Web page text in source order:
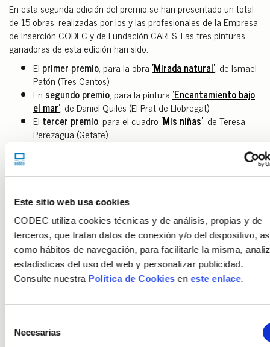
Este sitio web usa cookies
CODEC utiliza cookies técnicas y de análisis, propias y de
terceros, que tratan datos de conexión y/o del dispositivo,
como hábitos de navegación, para facilitarle la misma,
estadísticas del uso del web y personalizar publicidad.
Consulte nuestra Política de Cookies en este enlace.
Necesarias
En esta segunda edición del premio se han presentado un total
de 15 obras, realizadas por los y las profesionales de la Empresa
de Inserción CODEC y de Fundación CARES. Las tres pinturas
ganadoras de esta edición han sido:
El primer premio, para la obra 'Mirada natural', de Ismael
Patón (Tres Cantos)
En segundo premio, para la pintura 'Encantamiento bajo
el mar', de Daniel Quiles (El Prat de Llobregat)
El tercer premio, para el cuadro 'Mis niñas', de Teresa
Perezagua (Getafe)
El jurado del certamen ha estado compuesto por Anna Gener,
patrona de Fundación CARES y de la Fundación Museu Picasso
de Barcelona; Gisela Hernández, sobrina de Carlos Cedrán;
visual y pintora Març Rabal, quienes han valorado anónimamente
las 15 obras presentadas.
Organizado por primera vez en 2021 en memoria de Carlos
Cedrán, profesional de CARES -entidad que, junto con CODEC y
el Club 2C, forma parte del Grupo Social CARES- y gran amante
de la pintura, el certamen tiene como objetivo promover el
trabajadoras de CODEC y CARES. El Club 2C, el club deportivo y
certamen.